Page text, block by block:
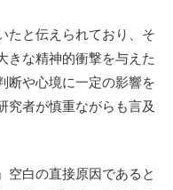
たと伝えられており、そ
きな精神的衝撃を与えた
断や心境に一定の影響を
究者が慎重ながらも言及
空白の直接原因であると